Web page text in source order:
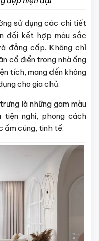
sử dụng các chi tiết
đối kết hợp màu sắc
đẳng cấp. Không chỉ
cổ điển trong nhà ống
tích, mang đến không
cho gia chủ.
là những gam màu
nghi, phong cách
ấm cúng, tinh tế.